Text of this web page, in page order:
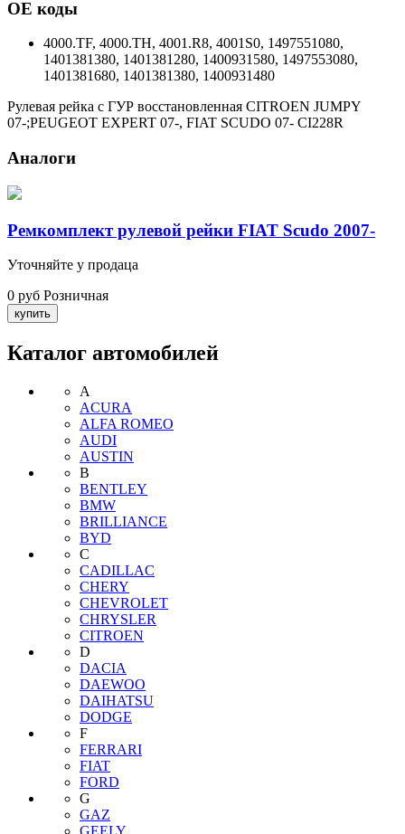
ОЕ коды
4000.TF, 4000.TH, 4001.R8, 4001S0, 1497551080,
1401381380, 1401381280, 1400931580, 1497553080,
1401381680, 1401381380, 1400931480
Рулевая рейка с ГУР восстановленная CITROEN JUMPY
07-;PEUGEOT EXPERT 07-, FIAT SCUDO 07- CI228R
Аналоги
Ремкомплект рулевой рейки FIAT Scudo 2007-
Уточняйте у продаца
0 руб Розничная
Каталог автомобилей
A
ACURA
ALFA ROMEO
AUDI
AUSTIN
B
BENTLEY
BMW
BRILLIANCE
BYD
C
CADILLAC
CHERY
CHEVROLET
CHRYSLER
CITROEN
D
DACIA
DAEWOO
DAIHATSU
DODGE
F
FERRARI
FIAT
FORD
G
GAZ
GEELY